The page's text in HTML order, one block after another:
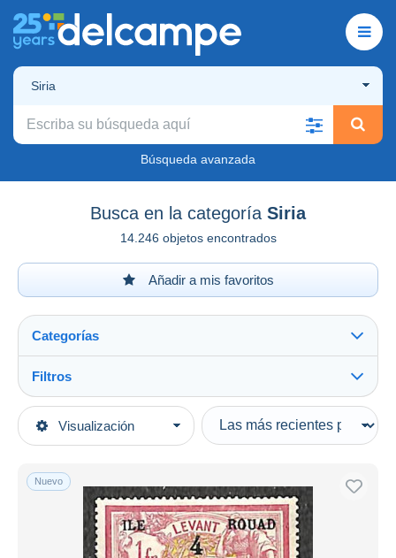
Siria
Búsqueda avanzada
Busca en la categoría Siria
14.246 objetos encontrados
Añadir a mis favoritos
Visualización
Categorías
Categorías principales
Asia
Filtros
Tipo de venta
Activas
Subasta con ofertas
Subastas sin pujas
Casa de subastas
Nuevo